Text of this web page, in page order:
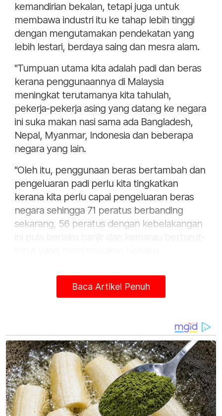
kemandirian bekalan, tetapi juga untuk
membawa industri itu ke tahap lebih tinggi
dengan mengutamakan pendekatan yang
lebih lestari, berdaya saing dan mesra alam.
"Tumpuan utama kita adalah padi dan beras
kerana penggunaannya di Malaysia
meningkat terutamanya kita tahulah,
pekerja-pekerja asing yang datang ke negara
ini suka makan nasi sama ada Bangladesh,
Nepal, Myanmar, Indonesia dan beberapa
negara yang lain.
"Oleh itu, penggunaan beras bertambah dan
pengeluaran padi perlu kita tingkatkan
kerana kita perlu capai pengeluaran beras
negara sehingga 71 peratus berbanding
sekarang, 56 peratus dengan kebelakangan
selepas Majlis Amanat Tahun Baharu 2025
KPKM, di sini pada Khamis.
komponen bertujuan meningkatkan daya
saing industri, memperkukuh kebajikan
pesawah, serta menjamin keterjaminan
bekalan beras negara.
Empat komponen itu ialah pengukuhan
infrastruktur pengairan di kawasan dalam
Baca Artikel Penuh